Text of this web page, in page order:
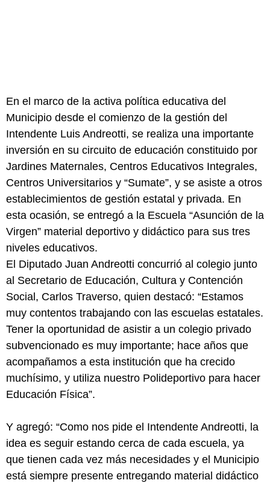
En el marco de la activa política educativa del
Municipio desde el comienzo de la gestión del
Intendente Luis Andreotti, se realiza una importante
inversión en su circuito de educación constituido por
Jardines Maternales, Centros Educativos Integrales,
Centros Universitarios y “Sumate”, y se asiste a otros
establecimientos de gestión estatal y privada. En
esta ocasión, se entregó a la Escuela “Asunción de la
Virgen” material deportivo y didáctico para sus tres
niveles educativos.
El Diputado Juan Andreotti concurrió al colegio junto
al Secretario de Educación, Cultura y Contención
Social, Carlos Traverso, quien destacó: “Estamos
muy contentos trabajando con las escuelas estatales.
Tener la oportunidad de asistir a un colegio privado
subvencionado es muy importante; hace años que
acompañamos a esta institución que ha crecido
muchísimo, y utiliza nuestro Polideportivo para hacer
Educación Física”.
Y agregó: “Como nos pide el Intendente Andreotti, la
idea es seguir estando cerca de cada escuela, ya
que tienen cada vez más necesidades y el Municipio
está siempre presente entregando material didáctico